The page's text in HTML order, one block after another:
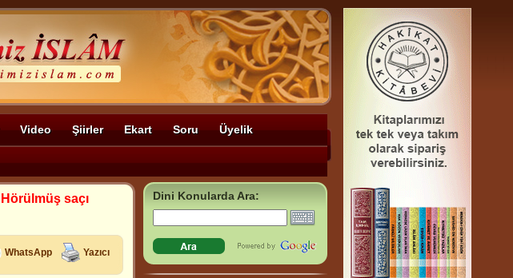
Video Şiirler Ekart Soru Üyelik
Hörülmüş saçı
WhatsApp Yazıcı
Dini Konularda Ara: